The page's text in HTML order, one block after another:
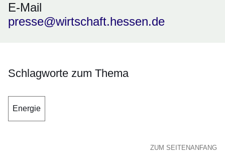
E-Mail
presse@wirtschaft.hessen.de
Schlagworte zum Thema
Energie
ZUM SEITENANFANG